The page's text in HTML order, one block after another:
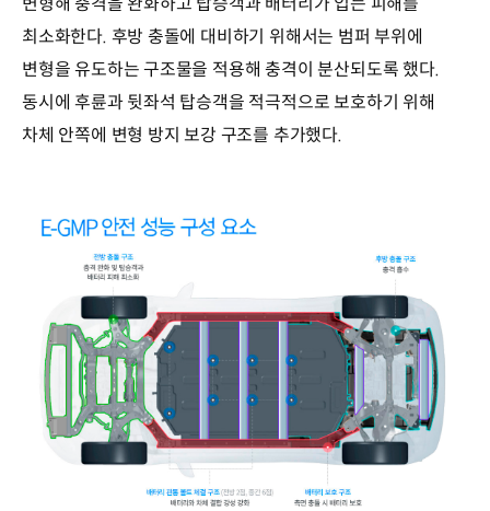
최소화한다. 후방 충돌에 대비하기 위해서는 범퍼 부위에
변형을 유도하는 구조물을 적용해 충격이 분산되도록 했다.
동시에 후륜과 뒷좌석 탑승객을 적극적으로 보호하기 위해
차체 안쪽에 변형 방지 보강 구조를 추가했다.